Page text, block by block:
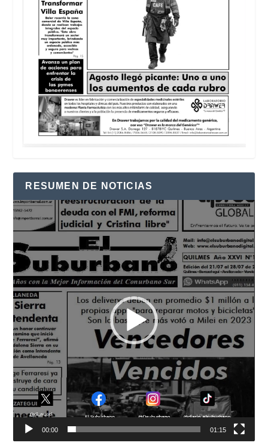
RESUMEN DE NOTICIAS
Reproductor
de
vídeo
00:00 01:15